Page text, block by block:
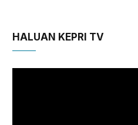
HALUAN KEPRI TV